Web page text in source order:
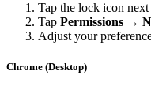
Tap the lock icon next
Tap Permissions →
Adjust your
Chrome (Desktop)